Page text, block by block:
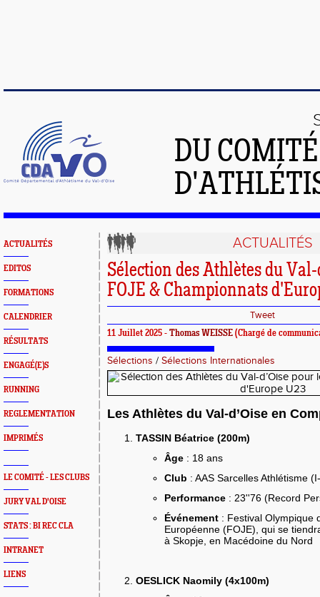
DU
ACTUALITÉS
EDITOS
FORMATIONS
CALENDRIER
RÉSULTATS
ENGAGÉ(E)S
RUNNING
REGLEMENTATION
IMPRIMÉS
LE COMITÉ - LES CLUBS
JURY VAL D'OISE
STATS : BI REC CLA
INTRANET
LIENS
ACTUALITÉS
Sélection des Athlètes du Val-
FOJE & Championnats
Tweet
11 Juillet 2025 - Thomas WEISSE (Chargé de
Sélections / Sélections Internationales
Les Athlètes du Val-d’Oise en
TASSIN Béatrice (200m)
Âge : 18 ans
Club : AAS Sarcelles Athlétisme
Performance : 23''76 (Record
Événement : Festival Olympique
Européenne (FOJE), qui se
à Skopje, en Macédoine du Nord
OESLICK Naomily (4x100m)